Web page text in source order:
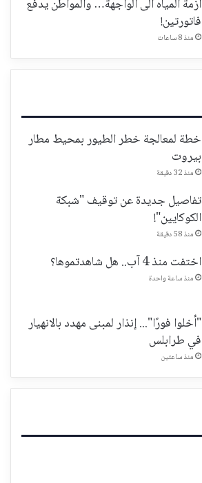
أزمة المياه الى الواجهة… والمواطن يدفع
فاتورتين!
منذ 8 ساعات
خطة لمعالجة خطر الطيور بمحيط مطار
بيروت
منذ 32 دقيقة
تفاصيل جديدة عن توقيف "شبكة
الكوكايين"!
منذ 58 دقيقة
اختفت منذ 4 آب.. هل شاهدتموها؟
منذ ساعة واحدة
"أخلوا فورًا"... إنذار لمبنى مهدد بالانهيار
في طرابلس
منذ ساعتين